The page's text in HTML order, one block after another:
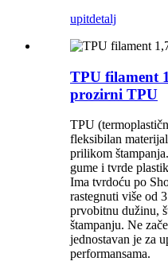
upitdetalj
TPU filament
prozirni TPU
TPU
fleksibilan
prilikom
gume i tvrde
Ima tvrdoću po
rastegnuti više od
prvobitnu dužinu,
štampanju. Ne
jednostavan je za
performansama.